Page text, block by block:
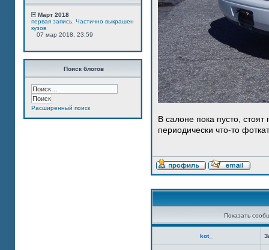
Март 2018
первая запись. Частично выкрашен
кузов
07 мар 2018, 23:59
Поиск блогов
Расширенный поиск
В салоне пока пусто,
периодически что-то
Показать
kot_